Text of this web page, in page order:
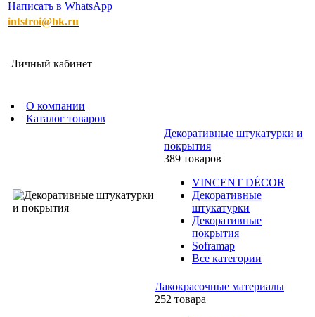
Написать в WhatsApp
intstroi@bk.ru
Личный кабинет
О компании
Каталог товаров
Декоративные штукатурки и
покрытия
389 товаров
VINCENT DÉCOR
Декоративные
штукатурки
Декоративные
покрытия
Soframap
Все категории
Лакокрасочные материалы
252 товара